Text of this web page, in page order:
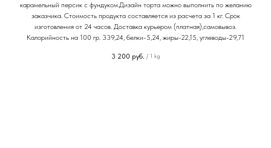
карамельный персик с фундуком.Дизайн торта можно выполнить по желанию
заказчика. Стоимость продукта составляется из расчета за 1 кг. Срок
изготовления от 24 часов. Доставка курьером (платная),самовывоз.
Калорийность на 100 гр. 339,24, белки-5,24, жиры-22,15, углеводы-29,71
3 200 руб. / 1 kg